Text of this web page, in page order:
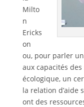
Milto
n
Ericks
on
ou, pour parler
aux capacités
écologique, un
la relation d’aide
ont des